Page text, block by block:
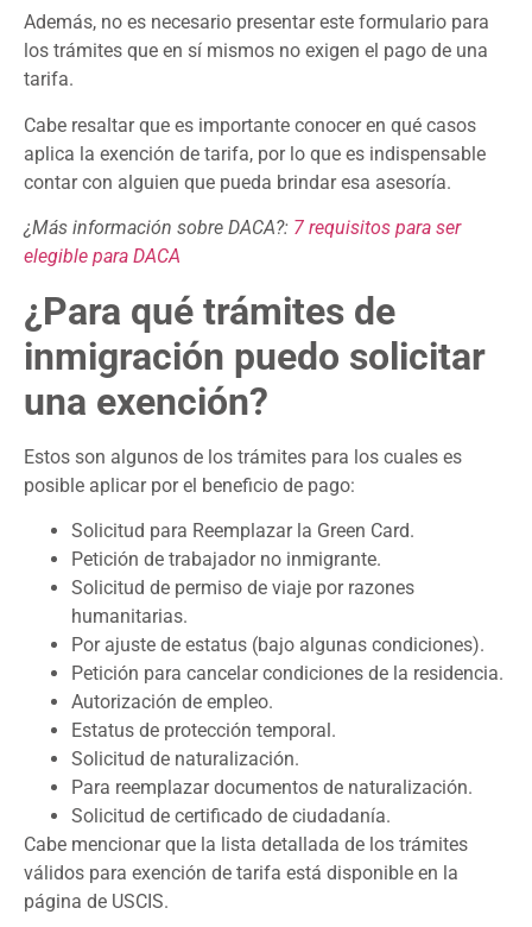
Además, no es necesario presentar este formulario para
los trámites que en sí mismos no exigen el pago de una
tarifa.
Cabe resaltar que es importante conocer en qué casos
aplica la exención de tarifa, por lo que es indispensable
contar con alguien que pueda brindar esa asesoría.
¿Más información sobre DACA?: 7 requisitos para ser
elegible para DACA
¿Para qué trámites de
inmigración puedo solicitar
una exención?
Estos son algunos de los trámites para los cuales es
posible aplicar por el beneficio de pago:
Solicitud para Reemplazar la Green Card.
Petición de trabajador no inmigrante.
Solicitud de permiso de viaje por razones
humanitarias.
Por ajuste de estatus (bajo algunas condiciones).
Petición para cancelar condiciones de la residencia.
Autorización de empleo.
Estatus de protección temporal.
Solicitud de naturalización.
Para reemplazar documentos de naturalización.
Solicitud de certificado de ciudadanía.
Cabe mencionar que la lista detallada de los trámites
válidos para exención de tarifa está disponible en la
página de USCIS.